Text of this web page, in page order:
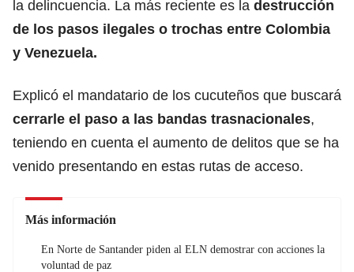
la delincuencia. La más reciente es la destrucción
de los pasos ilegales o trochas entre Colombia
y Venezuela.
Explicó el mandatario de los cucuteños que buscará
cerrarle el paso a las bandas trasnacionales,
teniendo en cuenta el aumento de delitos que se ha
venido presentando en estas rutas de acceso.
Más información
En Norte de Santander piden al ELN demostrar con acciones la
voluntad de paz